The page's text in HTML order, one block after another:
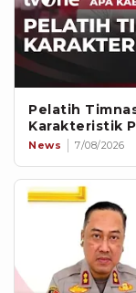
Pelatih
Karakteristik
News 7/08/2026